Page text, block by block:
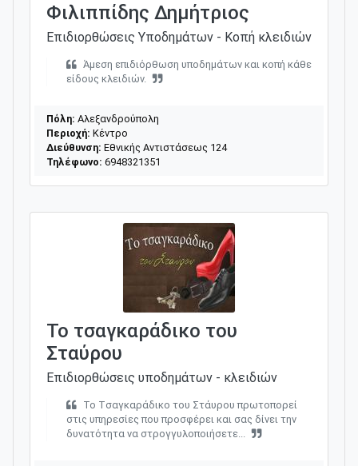
Φιλιππίδης Δημήτριος
Επιδιορθώσεις Υποδημάτων - Κοπή κλειδιών
Άμεση επιδιόρθωση υποδημάτων και κοπή κάθε
είδους κλειδιών.
Πόλη: Αλεξανδρούπολη
Περιοχή: Κέντρο
Διεύθυνση: Εθνικής Αντιστάσεως 124
Τηλέφωνο: 6948321351
Το τσαγκαράδικο του
Σταύρου
Επιδιορθώσεις υποδημάτων - κλειδιών
Το Tσαγκαράδικο του Στάυρου πρωτοπορεί
στις υπηρεσίες που προσφέρει και σας δίνει την
δυνατότητα να στρογγυλοποιήσετε...